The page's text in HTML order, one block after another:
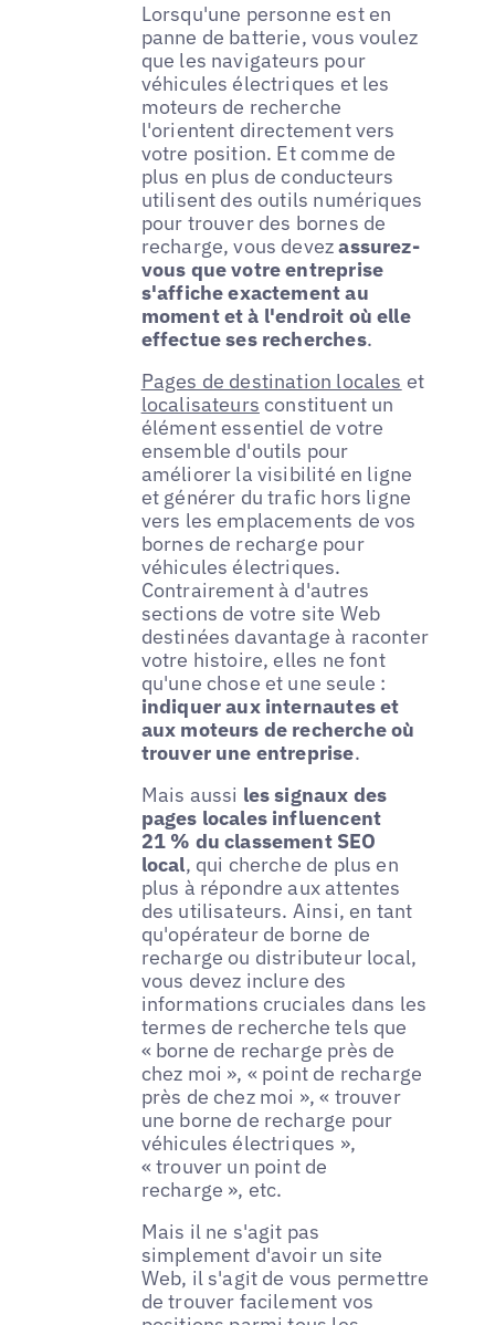
Lorsqu'une personne est en
panne de batterie, vous voulez
que les navigateurs pour
véhicules électriques et les
moteurs de recherche
l'orientent directement vers
votre position. Et comme de
plus en plus de conducteurs
utilisent des outils numériques
pour trouver des bornes de
recharge, vous devezassurez-
vous que votre entreprise
s'affiche exactement au
moment et à l'endroit où elle
effectue ses recherches.
Pages de destination locales et
localisateurs constituent un
élément essentiel de votre
ensemble d'outils pour
améliorer la visibilité en ligne
et générer du trafic hors ligne
vers les emplacements de vos
bornes de recharge pour
véhicules électriques.
Contrairement à d'autres
sections de votre site Web
destinées davantage à raconter
votre histoire, elles ne font
qu'une chose et une seule :
indiquer aux internautes et
aux moteurs de recherche où
trouver une entreprise.
Mais aussi les signaux des
pages locales influencent
21 % du classement SEO
local, qui cherche de plus en
plus à répondre aux attentes
des utilisateurs. Ainsi, en tant
qu'opérateur de borne de
recharge ou distributeur local,
vous devez inclure des
informations cruciales dans les
termes de recherche tels que
« borne de recharge près de
chez moi », « point de recharge
près de chez moi », « trouver
une borne de recharge pour
véhicules électriques »,
« trouver un point de
recharge », etc.
Mais il ne s'agit pas
simplement d'avoir un site
Web, il s'agit de vous permettre
de trouver facilement vos